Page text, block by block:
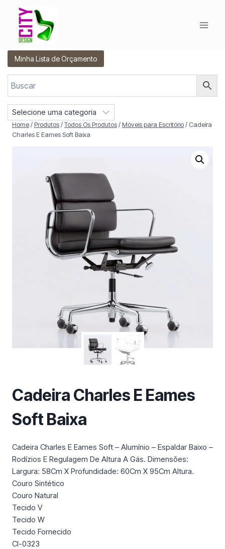
Conteúdo
Minha Lista de Orçamento
eHome / Produtos / Todos Os Produtos / Móveis para Escritório / Cadeira
Charles E Eames Soft Baixa
Cadeira Charles E Eames
Soft Baixa
Cadeira Charles E Eames Soft – Alumínio – Espaldar Baixo –
Rodízios E Regulagem De Altura A Gás. Dimensões:
Largura: 58Cm X Profundidade: 60Cm X 95Cm Altura.
Couro Sintético
Couro Natural
Tecido V
Tecido W
Tecido Fornecido
Cl-0323